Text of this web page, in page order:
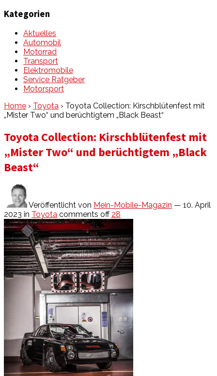
Kategorien
Aktuelles
Automobil
Motorrad
Transport
Elektromobile
Service Ratgeber
Motorsport
Home › Toyota › Toyota Collection: Kirschblütenfest mit
„Mister Two“ und berüchtigtem „Black Beast“
Toyota Collection: Kirschblütenfest mit
„Mister Two“ und berüchtigtem „Black
Beast“
Veröffentlicht von Mein-Mobile-Magazin — 10. April
2023 in Toyota comments off 28